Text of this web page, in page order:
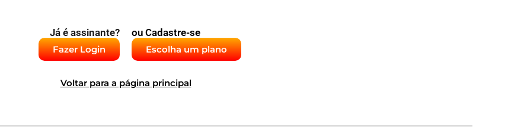
Já é assinante?
Fazer Login
ou Cadastre-se
Escolha um plano
Voltar para a página principal